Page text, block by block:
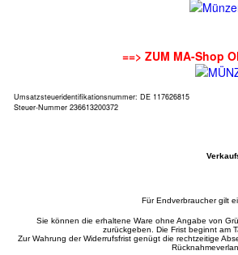
==> ZUM MA-Shop
Umsatzsteueridentifikationsnummer: DE 117626815
Steuer-Nummer 236613200372
Für Endverbraucher gilt
Sie können die erhaltene Ware ohne Angabe von
zurückgeben. Die Frist beginnt am
Zur Wahrung der Widerrufsfrist genügt die rechtzeitige